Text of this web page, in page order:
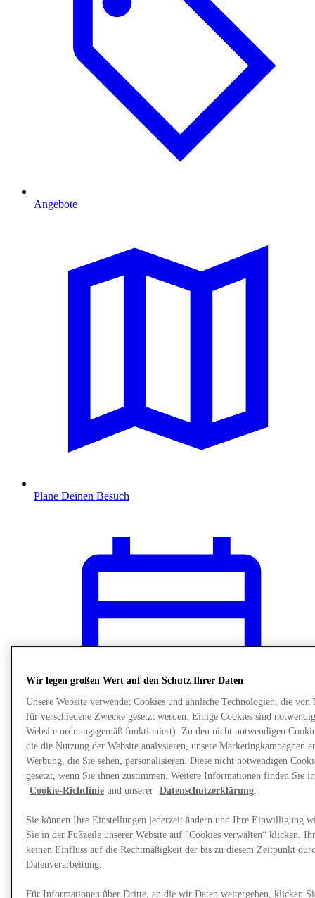
Angebote
Plane Deinen Besuch
News
Wir legen großen Wert auf den Schutz Ihrer Daten
Unsere Website verwendet Cookies und ähnliche Technologien, die
für verschiedene Zwecke gesetzt werden. Einige Cookies sind
Website ordnungsgemäß funktioniert). Zu den nicht notwendigen
die die Nutzung der Website analysieren, unsere Marketingkampagnen
Werbung, die Sie sehen, personalisieren. Diese nicht notwendigen
gesetzt, wenn Sie ihnen zustimmen. Weitere Informationen finden Sie
Cookie-Richtlinieund unserer Datenschutzerklärung.
Sie können Ihre Einstellungen jederzeit ändern und Ihre Einwilligung
Sie in der Fußzeile unserer Website auf "Cookies verwalten“ klicken.
keinen Einfluss auf die Rechtmäßigkeit der bis zu diesem Zeitpunkt
Datenverarbeitung.
Für Informationen über Dritte, an die wir Daten weitergeben, klicken